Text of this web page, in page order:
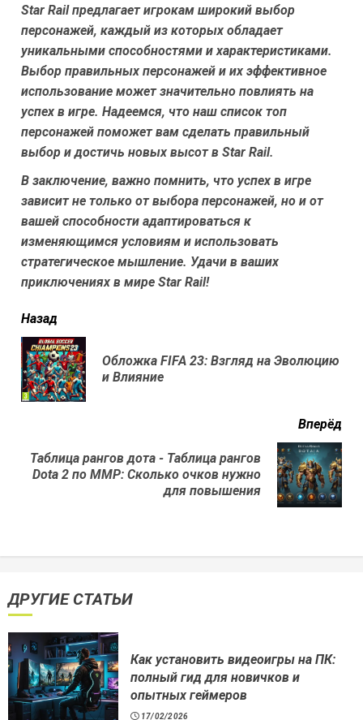
Star Rail предлагает игрокам широкий выбор
персонажей, каждый из которых обладает
уникальными способностями и характеристиками.
Выбор правильных персонажей и их эффективное
использование может значительно повлиять на
успех в игре. Надеемся, что наш список топ
персонажей поможет вам сделать правильный
выбор и достичь новых высот в Star Rail.
В заключение, важно помнить, что успех в игре
зависит не только от выбора персонажей, но и от
вашей способности адаптироваться к
изменяющимся условиям и использовать
стратегическое мышление. Удачи в ваших
приключениях в мире Star Rail!
читать
еще
Назад
Обложка FIFA 23: Взгляд на Эволюцию
и Влияние
Вперёд
Next
Таблица рангов дота - Таблица рангов
Dota 2 по ММР: Сколько очков нужно
для повышения
ДРУГИЕ СТАТЬИ
Как установить видеоигры на ПК:
полный гид для новичков и
опытных геймеров
17/02/2026